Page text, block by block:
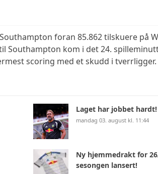
foran 85.862 tilskuere på
Southampton kom i det 24.
scoring med et skudd i
Laget har jobbet hardt!
mandag 03. august kl. 11:44
Ny hjemmedrakt for
sesongen lansert!